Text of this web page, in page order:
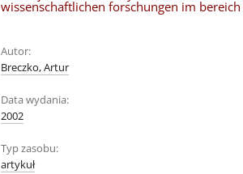
wissenschaftlichen forschungen im
Autor:
Breczko, Artur
Data wydania:
2002
Typ zasobu:
artykuł